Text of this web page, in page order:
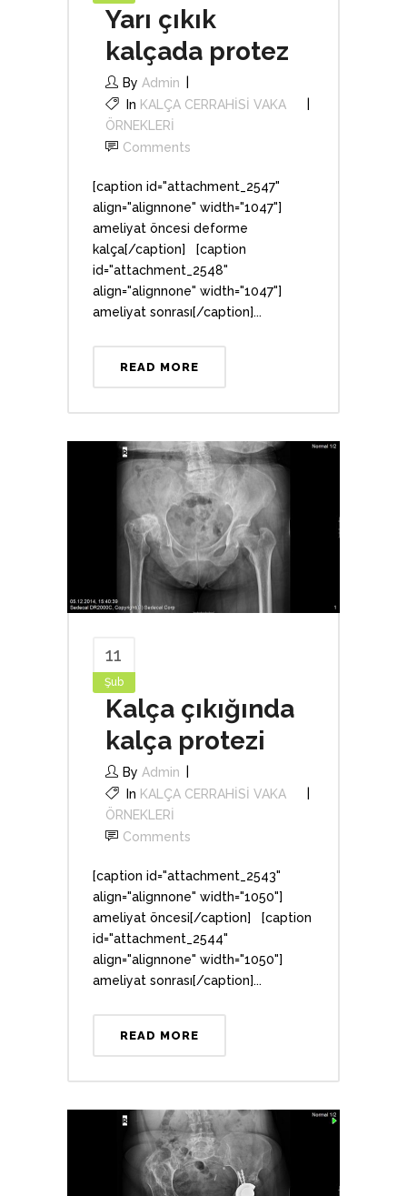
Yarı çıkık
kalçada protez
By Admin
In KALÇA CERRAHİSİ VAKA
ÖRNEKLERİ
Comments
[caption id="attachment_2547"
align="alignnone" width="1047"]
ameliyat öncesi deforme
kalça[/caption] [caption
id="attachment_2548"
align="alignnone" width="1047"]
ameliyat sonrası[/caption]...
READ MORE
11
Şub
Kalça çıkığında
kalça protezi
By Admin
In KALÇA CERRAHİSİ VAKA
ÖRNEKLERİ
Comments
[caption id="attachment_2543"
align="alignnone" width="1050"]
ameliyat öncesi[/caption] [caption
id="attachment_2544"
align="alignnone" width="1050"]
ameliyat sonrası[/caption]...
READ MORE